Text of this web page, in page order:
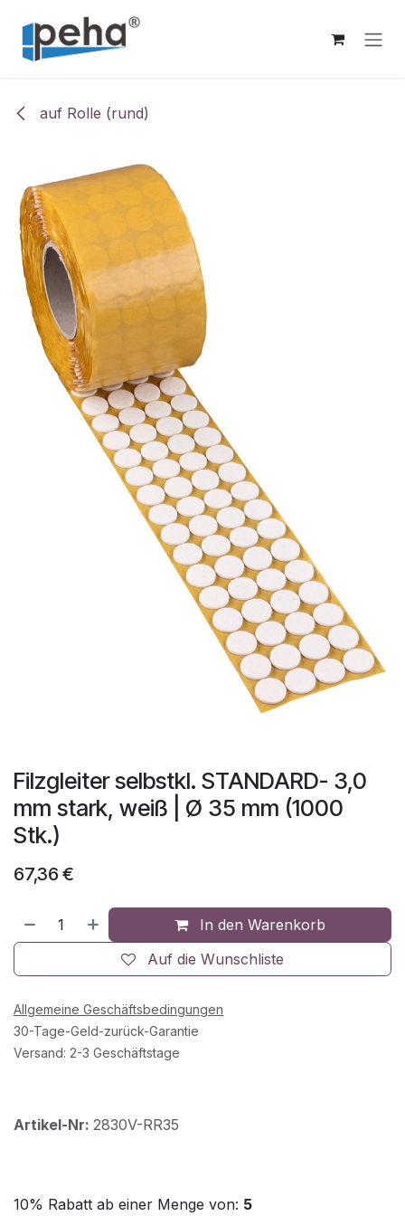
auf Rolle (rund)
Filzgleiter selbstkl. STANDARD- 3,0
mm stark, weiß | Ø 35 mm (1000
Stk.)
67,36 €
In den Warenkorb
Auf die Wunschliste
Allgemeine Geschäftsbedingungen
30-Tage-Geld-zurück-Garantie
Versand: 2-3 Geschäftstage
Artikel-Nr: 2830V-RR35
10% Rabatt ab einer Menge von: 5